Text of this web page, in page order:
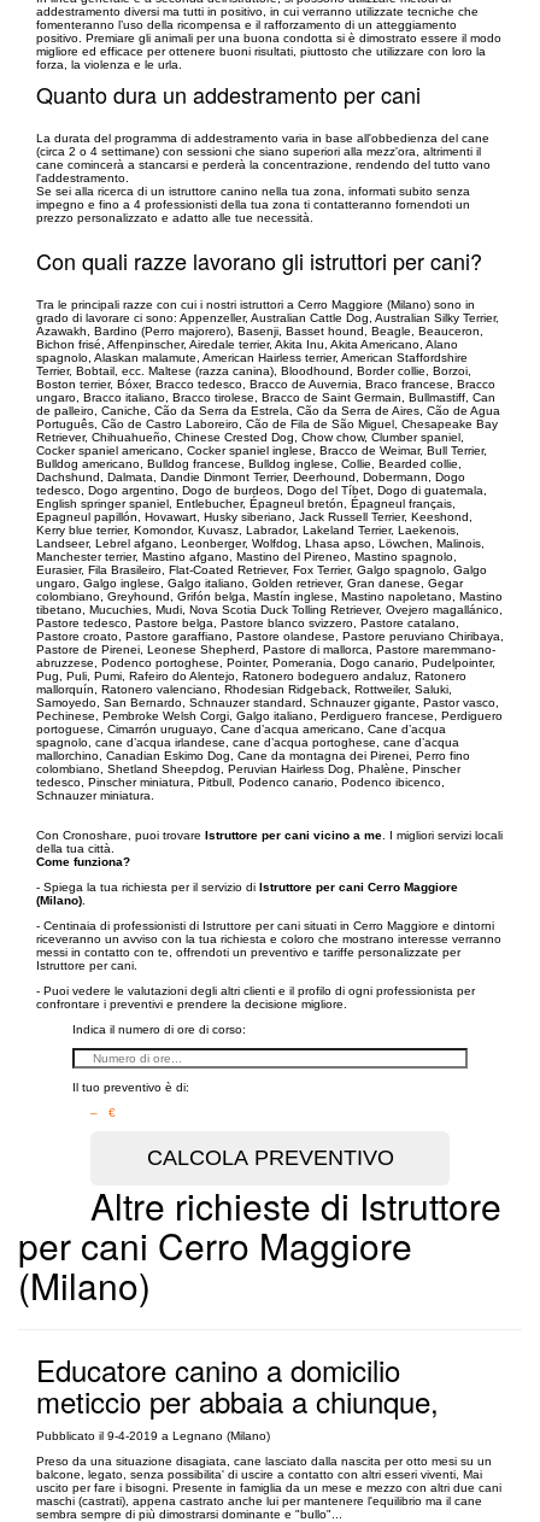
addestramento diversi ma tutti in positivo, in cui verranno utilizzate tecniche che
fomenteranno l’uso della ricompensa e il rafforzamento di un atteggiamento
positivo. Premiare gli animali per una buona condotta si è dimostrato essere il modo
migliore ed efficace per ottenere buoni risultati, piuttosto che utilizzare con loro la
forza, la violenza e le urla.
Quanto dura un addestramento per cani
La durata del programma di addestramento varia in base all'obbedienza del cane
(circa 2 o 4 settimane) con sessioni che siano superiori alla mezz'ora, altrimenti il
cane comincerà a stancarsi e perderà la concentrazione, rendendo del tutto vano
l'addestramento.
Se sei alla ricerca di un istruttore canino nella tua zona, informati subito senza
impegno e fino a 4 professionisti della tua zona ti contatteranno fornendoti un
prezzo personalizzato e adatto alle tue necessità.
Con quali razze lavorano gli istruttori per cani?
Tra le principali razze con cui i nostri istruttori a Cerro Maggiore (Milano) sono in
grado di lavorare ci sono: Appenzeller, Australian Cattle Dog, Australian Silky Terrier,
Azawakh, Bardino (Perro majorero), Basenji, Basset hound, Beagle, Beauceron,
Bichon frisé, Affenpinscher, Airedale terrier, Akita Inu, Akita Americano, Alano
spagnolo, Alaskan malamute, American Hairless terrier, American Staffordshire
Terrier, Bobtail, ecc. Maltese (razza canina), Bloodhound, Border collie, Borzoi,
Boston terrier, Bóxer, Bracco tedesco, Bracco de Auvernia, Braco francese, Bracco
ungaro, Bracco italiano, Bracco tirolese, Bracco de Saint Germain, Bullmastiff, Can
de palleiro, Caniche, Cão da Serra da Estrela, Cão da Serra de Aires, Cão de Agua
Português, Cão de Castro Laboreiro, Cão de Fila de São Miguel, Chesapeake Bay
Retriever, Chihuahueño, Chinese Crested Dog, Chow chow, Clumber spaniel,
Cocker spaniel americano, Cocker spaniel inglese, Bracco de Weimar, Bull Terrier,
Bulldog americano, Bulldog francese, Bulldog inglese, Collie, Bearded collie,
Dachshund, Dalmata, Dandie Dinmont Terrier, Deerhound, Dobermann, Dogo
tedesco, Dogo argentino, Dogo de burdeos, Dogo del Tíbet, Dogo di guatemala,
English springer spaniel, Entlebucher, Épagneul bretón, Épagneul français,
Epagneul papillón, Hovawart, Husky siberiano, Jack Russell Terrier, Keeshond,
Kerry blue terrier, Komondor, Kuvasz, Labrador, Lakeland Terrier, Laekenois,
Landseer, Lebrel afgano, Leonberger, Wolfdog, Lhasa apso, Löwchen, Malinois,
Manchester terrier, Mastino afgano, Mastino del Pireneo, Mastino spagnolo,
Eurasier, Fila Brasileiro, Flat-Coated Retriever, Fox Terrier, Galgo spagnolo, Galgo
ungaro, Galgo inglese, Galgo italiano, Golden retriever, Gran danese, Gegar
colombiano, Greyhound, Grifón belga, Mastín inglese, Mastino napoletano, Mastino
tibetano, Mucuchies, Mudi, Nova Scotia Duck Tolling Retriever, Ovejero magallánico,
Pastore tedesco, Pastore belga, Pastore blanco svizzero, Pastore catalano,
Pastore croato, Pastore garaffiano, Pastore olandese, Pastore peruviano Chiribaya,
Pastore de Pirenei, Leonese Shepherd, Pastore di mallorca, Pastore maremmano-
abruzzese, Podenco portoghese, Pointer, Pomerania, Dogo canario, Pudelpointer,
Pug, Puli, Pumi, Rafeiro do Alentejo, Ratonero bodeguero andaluz, Ratonero
mallorquín, Ratonero valenciano, Rhodesian Ridgeback, Rottweiler, Saluki,
Samoyedo, San Bernardo, Schnauzer standard, Schnauzer gigante, Pastor vasco,
Pechinese, Pembroke Welsh Corgi, Galgo italiano, Perdiguero francese, Perdiguero
portoguese, Cimarrón uruguayo, Cane d’acqua americano, Cane d’acqua
spagnolo, cane d’acqua irlandese, cane d’acqua portoghese, cane d’acqua
mallorchino, Canadian Eskimo Dog, Cane da montagna dei Pirenei, Perro fino
colombiano, Shetland Sheepdog, Peruvian Hairless Dog, Phalène, Pinscher
tedesco, Pinscher miniatura, Pitbull, Podenco canario, Podenco ibicenco,
Schnauzer miniatura.
Con Cronoshare, puoi trovare Istruttore per cani vicino a me . I migliori servizi locali
della tua città.
Come funziona?
- Spiega la tua richiesta per il servizio di Istruttore per cani Cerro Maggiore
(Milano)
- Centinaia di professionisti di Istruttore per cani situati in Cerro Maggiore e dintorni
riceveranno un avviso con la tua richiesta e coloro che mostrano interesse verranno
messi in contatto con te, offrendoti un preventivo e tariffe personalizzate per
Istruttore per cani.
- Puoi vedere le valutazioni degli altri clienti e il profilo di ogni professionista per
confrontare i preventivi e prendere la decisione migliore.
Indica il numero di ore di corso:
Il tuo preventivo è di:
– €
Altre richieste di Istruttore
per cani Cerro Maggiore
(Milano)
Educatore canino a domicilio
meticcio per abbaia a chiunque,
Pubblicato il 9-4-2019 a Legnano (Milano)
Preso da una situazione disagiata, cane lasciato dalla nascita per otto mesi su un
balcone, legato, senza possibilita' di uscire a contatto con altri esseri viventi, Mai
uscito per fare i bisogni. Presente in famiglia da un mese e mezzo con altri due cani
maschi (castrati), appena castrato anche lui per mantenere l'equilibrio ma il cane
sembra sempre di più dimostrarsi dominante e "bullo"...